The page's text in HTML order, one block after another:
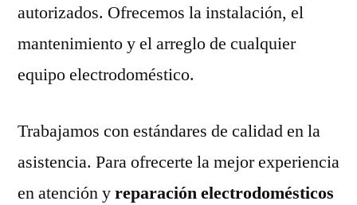
autorizados. Ofrecemos la instalación, el
mantenimiento y el arreglo de cualquier
equipo electrodoméstico.
Trabajamos con estándares de calidad en la
asistencia. Para ofrecerte la mejor experiencia
en atención yreparación electrodomésticos